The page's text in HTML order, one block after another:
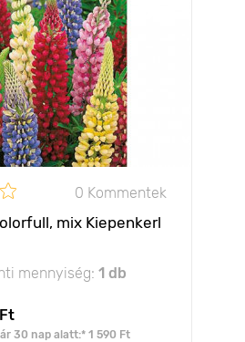
0 Kommentek
mix Kiepenkerl
mennyiség: 1 db
Ft
30 nap alatt:* 1 590 Ft